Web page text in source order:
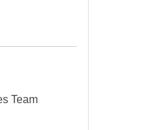
Team